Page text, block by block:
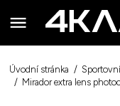
Úvodní stránka
Mirador extra lens